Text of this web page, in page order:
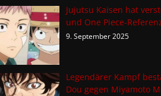
Jujutsu Kaisen hat
und One Piece-
9. September 2025
Legendärer Kampf
Dou gegen Miyamoto